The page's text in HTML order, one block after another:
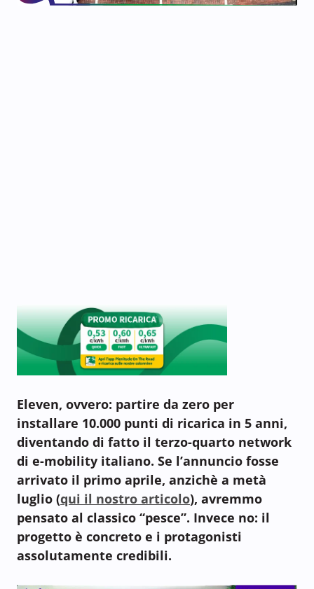
Eleven, ovvero: partire da zero per
installare 10.000 punti di ricarica in 5 anni,
diventando di fatto il terzo-quarto network
di e-mobility italiano. Se l’annuncio fosse
arrivato il primo aprile, anzichè a metà
luglio (qui il nostro articolo), avremmo
pensato al classico “pesce”. Invece no: il
progetto è concreto e i protagonisti
assolutamente credibili.